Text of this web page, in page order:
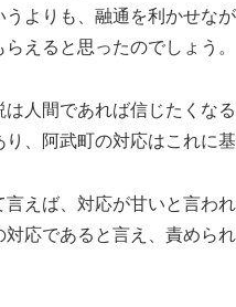
うよりも、融通を利かせな
えると思ったのでしょう。
は人間であれば信じたくな
り、阿武町の対応はこれに
言えば、対応が甘いと言わ
対応であると言え、責めら